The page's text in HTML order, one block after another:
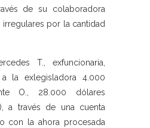
de su colaboradora
irregulares por la cantidad
T., exfuncionaria,
a la exlegisladora 4.000
O., 28.000 dólares
a través de una cuenta
con la ahora procesada